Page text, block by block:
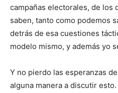
campañas electorales, de los
saben, tanto como podemos
detrás de esa cuestiones
modelo mismo, y además yo
Y no pierdo las esperanzas
alguna manera a discutir